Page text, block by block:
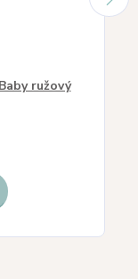
ružový